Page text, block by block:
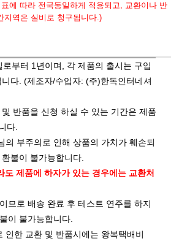
에 따라 전국동일하게 적용되고, 교환이나 반
지역은 실비로 청구됩니다.)
부터 1년이며, 각 제품의 출시는 구입
다. (제조자/수입자: (주)한독인터네셔
반품을 신청 하실 수 있는 기간은 제품
다.
의 부주의로 인해 상품의 가치가 훼손되
불이 불가능합니다.
도 제품에 하자가 있는 경우에는 교환처
므로 배송 완료 후 테스트 연주를 하지
이 불가능합니다.
인한 교환 및 반품시에는 왕복택배비